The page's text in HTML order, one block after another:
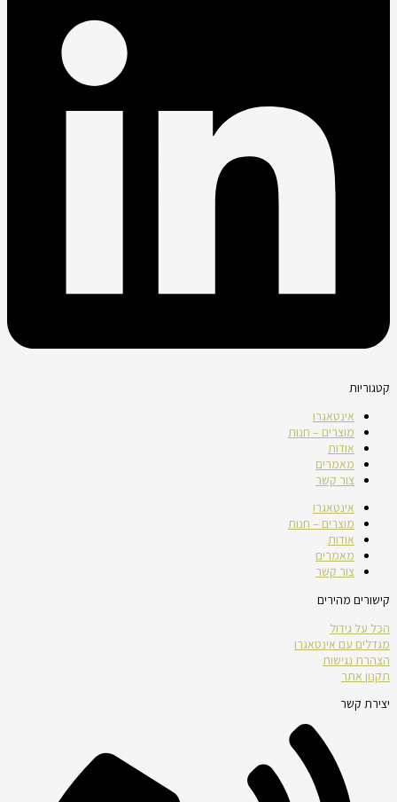
קטגוריות
אינטאגרו
מוצרים – חנות
אודות
מאמרים
צור קשר
אינטאגרו
מוצרים – חנות
אודות
מאמרים
צור קשר
קישורים מהירים
הכל על גידול
מגדלים עם אינטאגרו
הצהרת נגישות
תקנון אתר
יצירת קשר